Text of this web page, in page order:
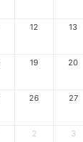
12 13
19 20
26 27
2 3